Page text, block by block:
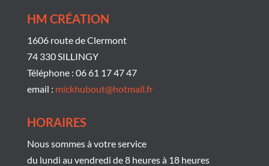
HM CRÉATION
1606 route de Clermont
74 330 SILLINGY
Téléphone : 06 61 17 47 47
email : mickhubout@hotmail.fr
HORAIRES
Nous sommes à votre service
du lundi au vendredi de 8 heures à 18 heures